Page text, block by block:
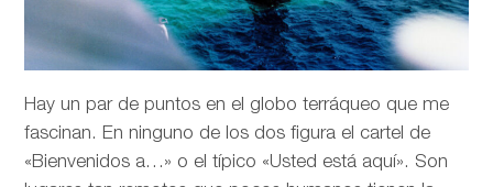
Hay un par de puntos en el globo terráqueo que me
fascinan. En ninguno de los dos figura el cartel de
«Bienvenidos a…» o el típico «Usted está aquí». Son